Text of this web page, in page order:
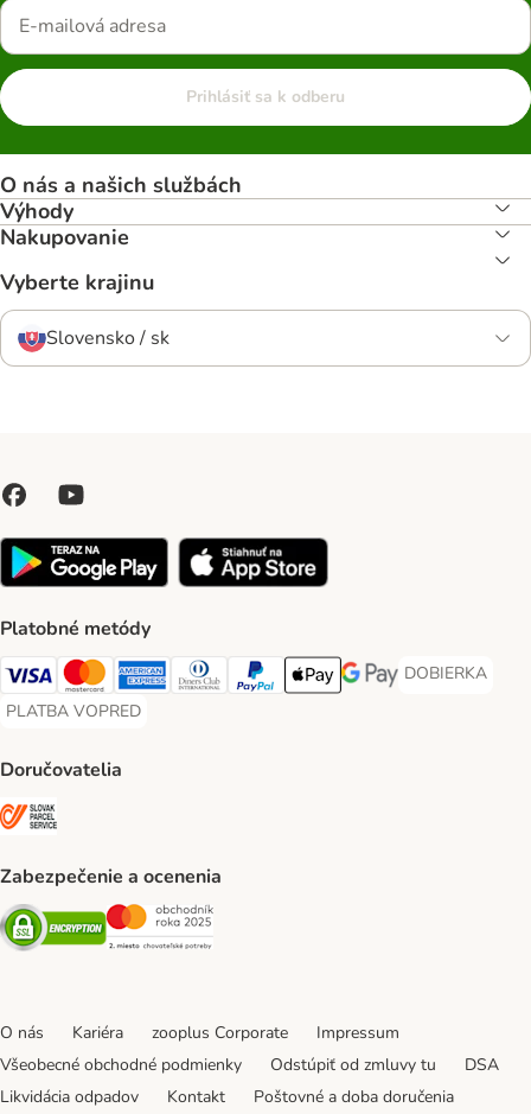
Prihlásiť sa k odberu
O nás a našich službách
Výhody
Nakupovanie
Vyberte krajinu
Slovensko / sk
Platobné metódy
Visa Payment Method
Mastercard Payment Method
American Express Payment Method
Diners Club Payment Method
PayPal Payment Method
Apple Pay Payment Method
Google Pay Payment
DOBIERKA
DOBIERKA
PLATBA VOPRED
PLATBA VOPRED Payment Method
Doručovatelia
Zabezpečenie a ocenenia
Security Security
O nás Kariéra zooplus Corporate
Impressum
Všeobecné obchodné podmienky
Odstúpiť od zmluvy tu
DSA
Likvidácia odpadov
Kontakt Poštovné a doba doručenia